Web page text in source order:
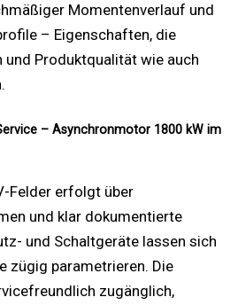
Momentenverlauf und
– Eigenschaften, die
Produktqualität wie auch
– Asynchronmotor 1800 kW im
Felder erfolgt über
und klar dokumentierte
und Schaltgeräte lassen sich
zügig parametrieren. Die
zugänglich,